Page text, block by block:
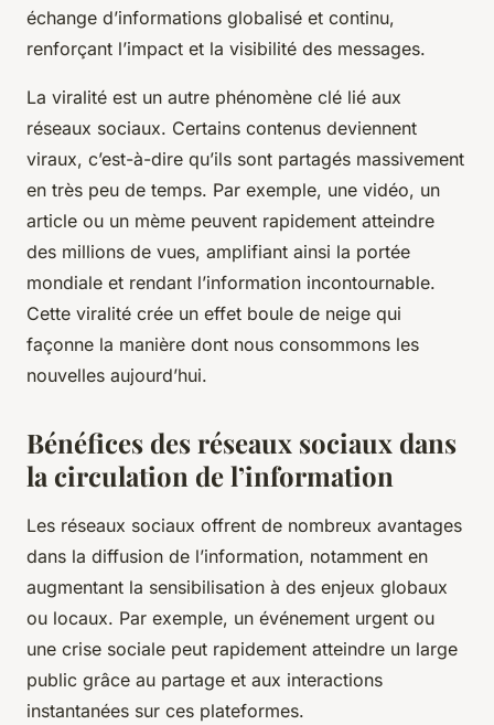
échange d’informations globalisé et continu,
renforçant l’impact et la visibilité des messages.
La viralité est un autre phénomène clé lié aux
réseaux sociaux. Certains contenus deviennent
viraux, c’est-à-dire qu’ils sont partagés massivement
en très peu de temps. Par exemple, une vidéo, un
article ou un mème peuvent rapidement atteindre
des millions de vues, amplifiant ainsi la portée
mondiale et rendant l’information incontournable.
Cette viralité crée un effet boule de neige qui
façonne la manière dont nous consommons les
nouvelles aujourd’hui.
Bénéfices des réseaux sociaux dans
la circulation de l’information
Les réseaux sociaux offrent de nombreux avantages
dans la diffusion de l’information, notamment en
augmentant la sensibilisation à des enjeux globaux
ou locaux. Par exemple, un événement urgent ou
une crise sociale peut rapidement atteindre un large
public grâce au partage et aux interactions
instantanées sur ces plateformes.